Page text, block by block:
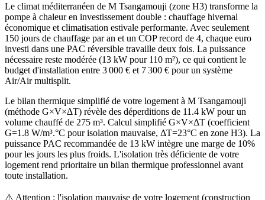
Le climat méditerranéen de M Tsangamouji (zone H3) transforme la
pompe à chaleur en investissement double : chauffage hivernal
économique et climatisation estivale performante. Avec seulement
150 jours de chauffage par an et un COP record de 4, chaque euro
investi dans une PAC réversible travaille deux fois. La puissance
nécessaire reste modérée (13 kW pour 110 m²), ce qui contient le
budget d'installation entre 3 000 € et 7 300 € pour un système
Air/Air multisplit.
Le bilan thermique simplifié de votre logement à M Tsangamouji
(méthode G×V×ΔT) révèle des déperditions de 11.4 kW pour un
volume chauffé de 275 m³. Calcul simplifié G×V×ΔT (coefficient
G=1.8 W/m³.°C pour isolation mauvaise, ΔT=23°C en zone H3). La
puissance PAC recommandée de 13 kW intègre une marge de 10%
pour les jours les plus froids. L'isolation très déficiente de votre
logement rend prioritaire un bilan thermique professionnel avant
toute installation.
⚠️ Attention : l'isolation mauvaise de votre logement (construction